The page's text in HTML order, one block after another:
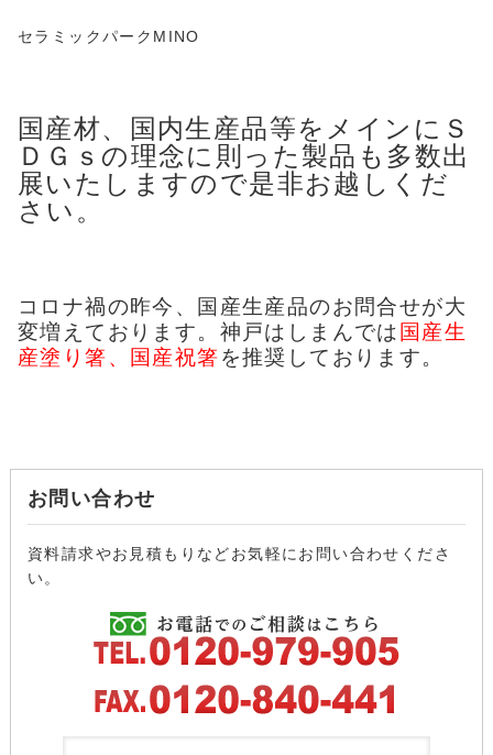
セラミックパークMINO
国産材、国内生産品等をメインにＳ
ＤＧｓの理念に則った製品も多数出
展いたしますので是非お越しくだ
さい。
コロナ禍の昨今、国産生産品のお問合せが大
変増えております。神戸はしまんでは国産生
産塗り箸、国産祝箸を推奨しております。
お問い合わせ
資料請求やお見積もりなどお気軽にお問い合わせくださ
い。